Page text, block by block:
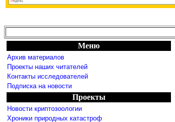
Меню
Архив материалов
Проекты наших читателей
Контакты исследователей
Подписка на новости
Проекты
Новости криптозоологии
Хроники природных катастроф